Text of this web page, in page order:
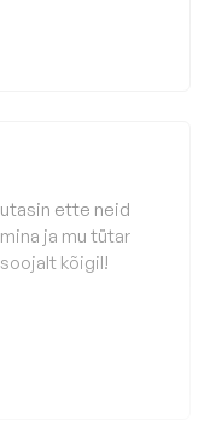
ette neid
ja mu tütar
kõigil!